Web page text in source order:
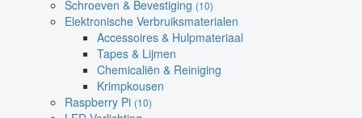
Schroeven & Bevestiging (10)
Elektronische Verbruiksmaterialen
Accessoires & Hulpmateriaal
Tapes & Lijmen
Chemicaliën & Reiniging
Krimpkousen
Raspberry Pi (10)